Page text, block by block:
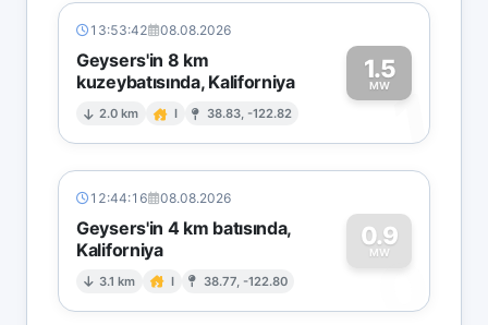
13:53:42 08.08.2026
Geysers'in 8 km
kuzeybatısında, Kaliforniya
2.0 km I 38.83, -122.82
1.5
MW1
12:44:16 08.08.2026
Geysers'in 4 km batısında,
Kaliforniya
3.1 km I 38.77, -122.80
0.9
MW
0